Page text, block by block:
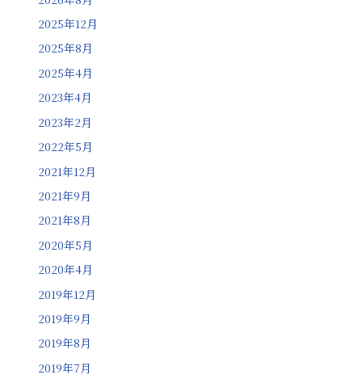
2025年12月
2025年8月
2025年4月
2023年4月
2023年2月
2022年5月
2021年12月
2021年9月
2021年8月
2020年5月
2020年4月
2019年12月
2019年9月
2019年8月
2019年7月